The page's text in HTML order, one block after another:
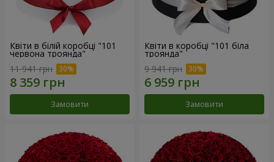
Квіти в білій коробці "101
червона троянда"
11 941 грн
Замовити
Квіти в коробці "101 біла
троянда"
9 941 грн
Замовити